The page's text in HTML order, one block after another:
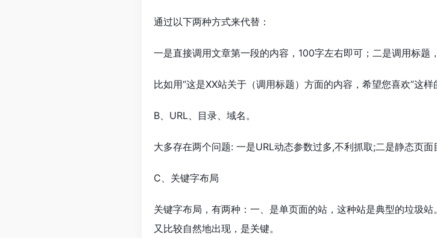
通过以下两种方式来代替：
一是直接调用文章第一段的内容，100字左右即可；二是调用标题
比如用“这是XX站关于（调用标题）方面的内容，希望您喜欢”这
B、URL、目录、域名。
大多存在两个问题: 一是URL动态参数过多,不利抓取;二是静态页面
C、关键字布局
关键字布局，有两种：一、是单页面的站，这种站是典型的垃圾
又比较自然地出现，是关键。